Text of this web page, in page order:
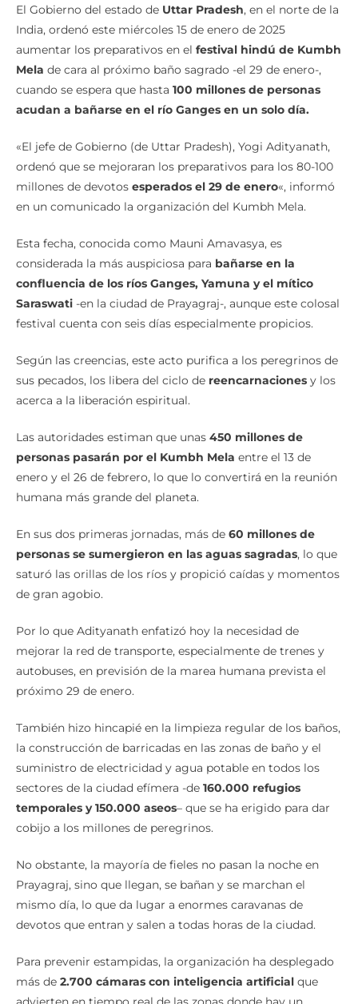
El Gobierno del estado de Uttar Pradesh, en el norte de la
India, ordenó este miércoles 15 de enero de 2025
aumentar los preparativos en el festival hindú de Kumbh
Mela de cara al próximo baño sagrado -el 29 de enero-,
cuando se espera que hasta 100 millones de personas
acudan a bañarse en el río Ganges en un solo día.
«El jefe de Gobierno (de Uttar Pradesh), Yogi Adityanath,
ordenó que se mejoraran los preparativos para los 80-100
millones de devotos esperados el 29 de enero«, informó
en un comunicado la organización del Kumbh Mela.
Esta fecha, conocida como Mauni Amavasya, es
considerada la más auspiciosa para bañarse en la
confluencia de los ríos Ganges, Yamuna y el mítico
Saraswati -en la ciudad de Prayagraj-, aunque este colosal
festival cuenta con seis días especialmente propicios.
Según las creencias, este acto purifica a los peregrinos de
sus pecados, los libera del ciclo de reencarnaciones y los
acerca a la liberación espiritual.
Las autoridades estiman que unas 450 millones de
personas pasarán por el Kumbh Mela entre el 13 de
enero y el 26 de febrero, lo que lo convertirá en la reunión
humana más grande del planeta.
En sus dos primeras jornadas, más de 60 millones de
personas se sumergieron en las aguas sagradas, lo que
saturó las orillas de los ríos y propició caídas y momentos
de gran agobio.
Por lo que Adityanath enfatizó hoy la necesidad de
mejorar la red de transporte, especialmente de trenes y
autobuses, en previsión de la marea humana prevista el
próximo 29 de enero.
También hizo hincapié en la limpieza regular de los baños,
la construcción de barricadas en las zonas de baño y el
suministro de electricidad y agua potable en todos los
sectores de la ciudad efímera -de 160.000 refugios
temporales y 150.000 aseos– que se ha erigido para dar
cobijo a los millones de peregrinos.
No obstante, la mayoría de fieles no pasan la noche en
Prayagraj, sino que llegan, se bañan y se marchan el
mismo día, lo que da lugar a enormes caravanas de
devotos que entran y salen a todas horas de la ciudad.
Para prevenir estampidas, la organización ha desplegado
más de 2.700 cámaras con inteligencia artificial que